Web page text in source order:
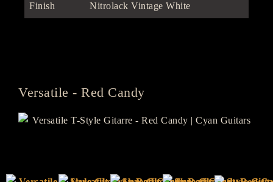
Finish Nitrolack Vintage White
Versatile - Red Candy